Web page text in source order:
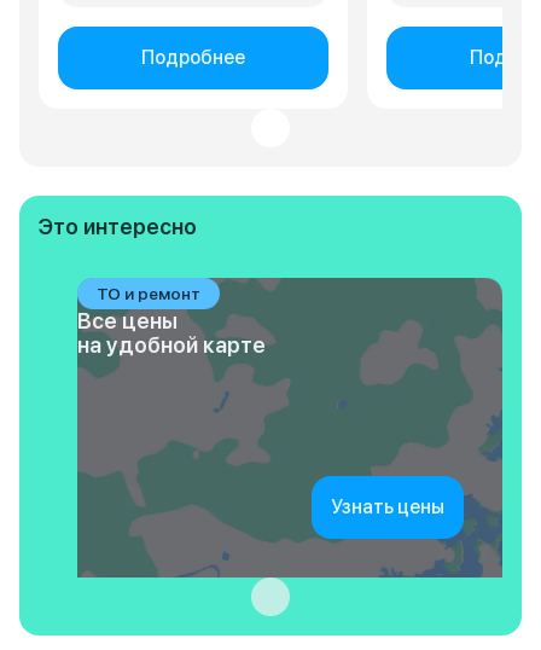
Подробнее
Это интересно
ТО и ремонт
Все цены
на удобной карте
Узнать цены